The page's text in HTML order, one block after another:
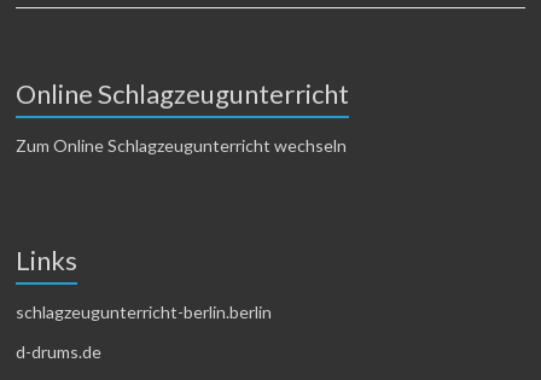
Online Schlagzeugunterricht
Zum Online Schlagzeugunterricht wechseln
Links
schlagzeugunterricht-berlin.berlin
d-drums.de